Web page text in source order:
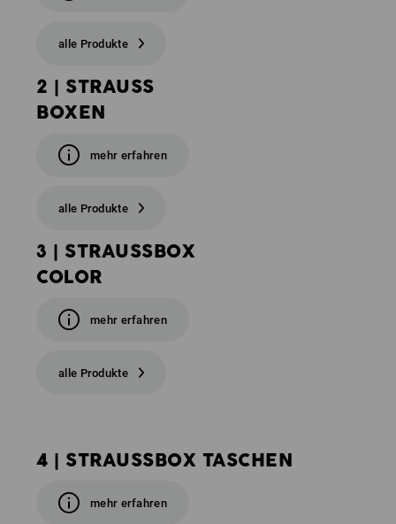
alle Produkte
2 | STRAUSS
BOXEN
mehr erfahren
alle Produkte
3 | STRAUSSBOX
COLOR
mehr erfahren
alle Produkte
4 | STRAUSSBOX TASCHEN
mehr erfahren